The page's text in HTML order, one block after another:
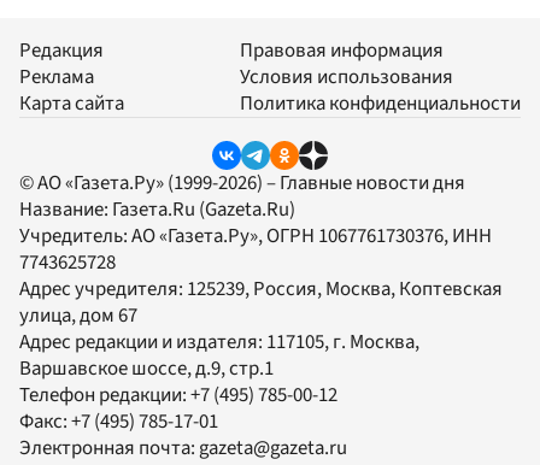
Редакция
Реклама
Карта сайта
Правовая информация
Условия использования
Политика конфиденциальности
© АО «Газета.Ру» (1999-2026) – Главные новости дня
Название: Газета.Ru (Gazeta.Ru)
Учредитель:АО «Газета.Ру», ОГРН 1067761730376, ИНН
7743625728
Адрес учредителя: 125239, Россия, Москва, Коптевская
улица, дом 67
Адрес редакции и издателя: 117105, г. Москва,
Варшавское шоссе, д.9, стр.1
Телефон редакции:+7 (495) 785-00-12
Факс:+7 (495) 785-17-01
Электронная почта:gazeta@gazeta.ru